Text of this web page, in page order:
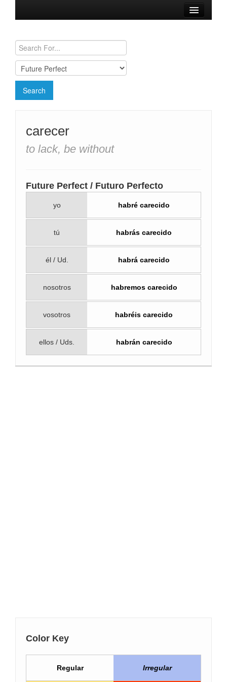
Conjugation Charts
Need a Spanish Tutor?
carecer
to lack, be without
Future Perfect / Futuro Perfecto
yo habré carecido
tú habrás carecido
él / Ud. habrá carecido
nosotros habremos carecido
vosotros habréis carecido
ellos / Uds. habrán carecido
Color Key
Regular Irregular